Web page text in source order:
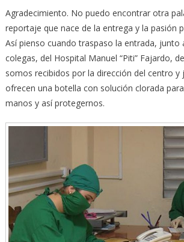
Agradecimiento. No puedo encontrar otra
reportaje que nace de la entrega y la pasión
Así pienso cuando traspaso la entrada, junto
colegas, del Hospital Manuel “Piti” Fajardo,
somos recibidos por la dirección del centro y
ofrecen una botella con solución clorada
manos y así protegernos.